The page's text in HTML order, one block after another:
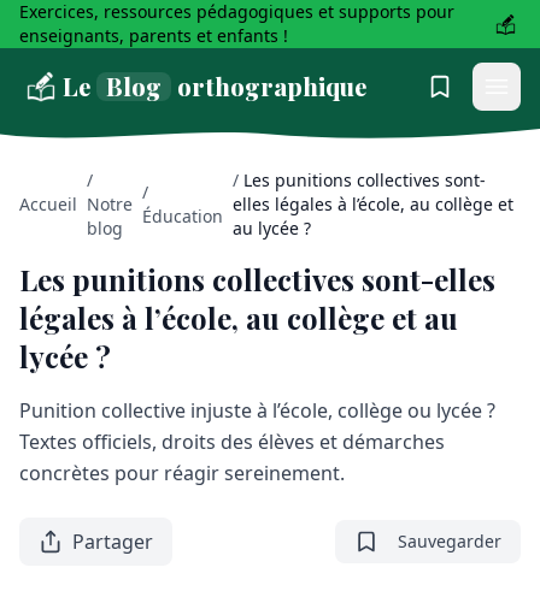
Exercices, ressources pédagogiques et supports pour
enseignants, parents et enfants !
Le Blog orthographique
Accueil
/
Notre
blog
/
Éducation
/ Les punitions collectives sont-
elles légales à l’école, au collège et
au lycée ?
Les punitions collectives sont-elles
légales à l’école, au collège et au
lycée ?
Punition collective injuste à l’école, collège ou lycée ?
Textes officiels, droits des élèves et démarches
concrètes pour réagir sereinement.
Partager Sauvegarder